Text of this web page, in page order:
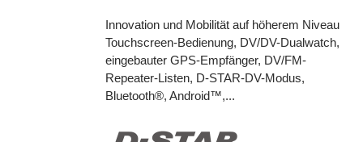
Innovation und Mobilität auf höherem Niveau
Touchscreen-Bedienung, DV/DV-Dualwatch,
eingebauter GPS-Empfänger, DV/FM-
Repeater-Listen, D-STAR-DV-Modus,
Bluetooth®, Android™,...